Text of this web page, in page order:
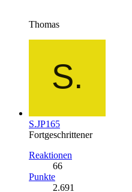
Thomas
S.JP165
Fortgeschrittener
Reaktionen
66
Punkte
2.691